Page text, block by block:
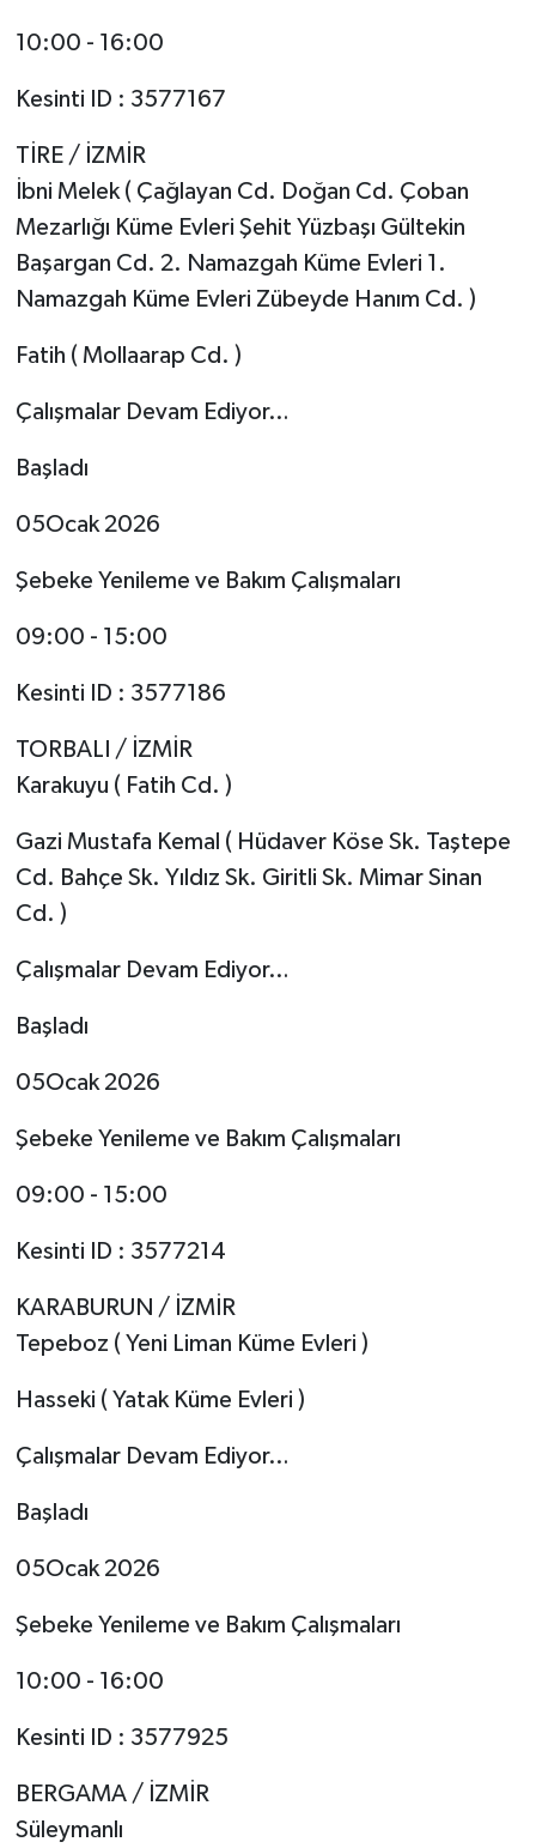
10:00 - 16:00
Kesinti ID : 3577167
TİRE / İZMİR
İbni Melek ( Çağlayan Cd. Doğan Cd. Çoban
Mezarlığı Küme Evleri Şehit Yüzbaşı Gültekin
Başargan Cd. 2. Namazgah Küme Evleri 1.
Namazgah Küme Evleri Zübeyde Hanım Cd. )
Fatih ( Mollaarap Cd. )
Çalışmalar Devam Ediyor…
Başladı
05Ocak 2026
Şebeke Yenileme ve Bakım Çalışmaları
09:00 - 15:00
Kesinti ID : 3577186
TORBALI / İZMİR
Karakuyu ( Fatih Cd. )
Gazi Mustafa Kemal ( Hüdaver Köse Sk. Taştepe
Cd. Bahçe Sk. Yıldız Sk. Giritli Sk. Mimar Sinan
Cd. )
Çalışmalar Devam Ediyor…
Başladı
05Ocak 2026
Şebeke Yenileme ve Bakım Çalışmaları
09:00 - 15:00
Kesinti ID : 3577214
KARABURUN / İZMİR
Tepeboz ( Yeni Liman Küme Evleri )
Hasseki ( Yatak Küme Evleri )
Çalışmalar Devam Ediyor…
Başladı
05Ocak 2026
Şebeke Yenileme ve Bakım Çalışmaları
10:00 - 16:00
Kesinti ID : 3577925
BERGAMA / İZMİR
Süleymanlı